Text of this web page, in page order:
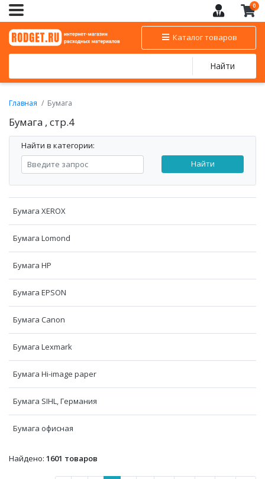
0
Каталог товаров
Найти
Главная Бумага
Бумага , стр.4
Найти в категории:
Найти
Бумага XEROX
Бумага Lomond
Бумага HP
Бумага EPSON
Бумага Canon
Бумага Lexmark
Бумага Hi-image paper
Бумага SIHL, Германия
Бумага офисная
Найдено: 1601 товаров